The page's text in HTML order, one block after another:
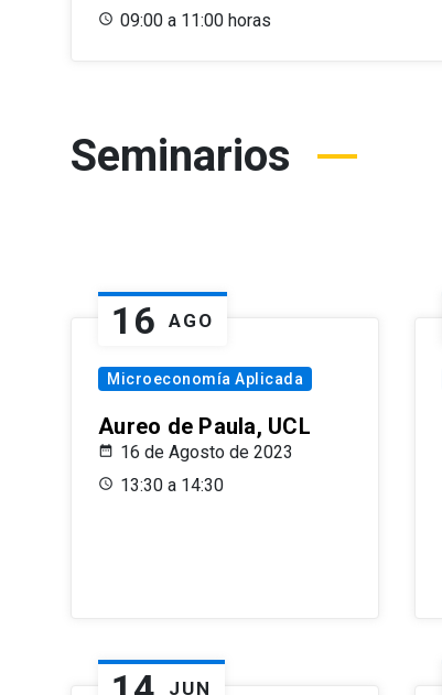
09:00 a 11:00 horas
Seminarios
16 AGO
Microeconomía Aplicada
Aureo de Paula, UCL
16 de Agosto de 2023
13:30 a 14:30
JUN